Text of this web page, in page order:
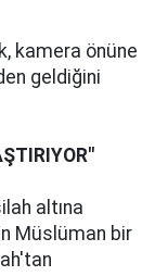
kamera önüne
geldiğini
altına
Müslüman bir